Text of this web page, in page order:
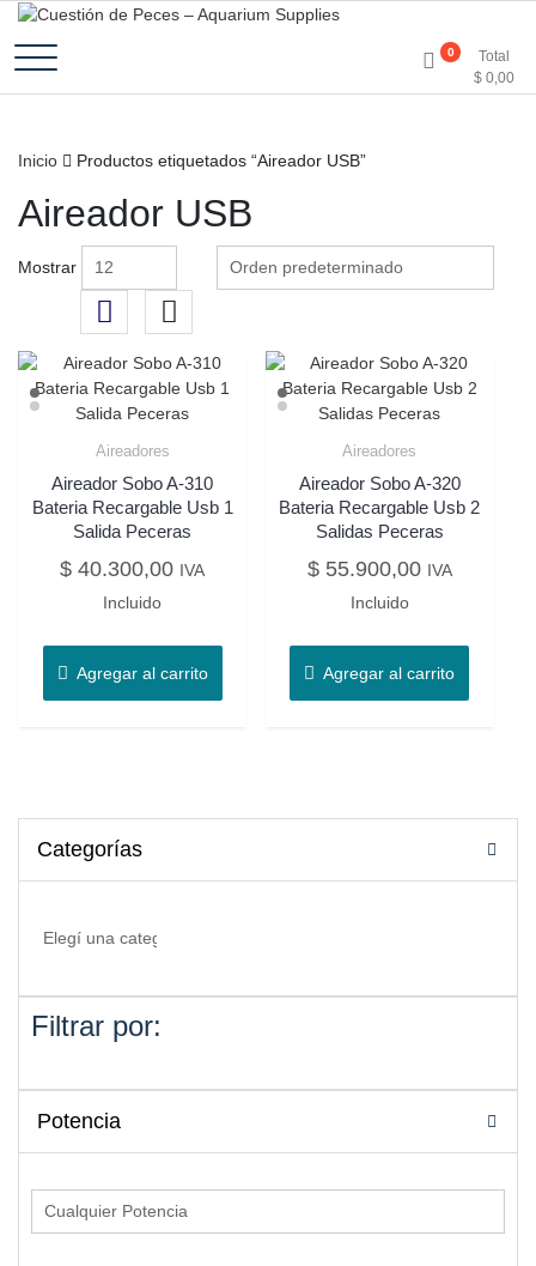
Cuestión de Peces –
Aquarium Supplies
0
Total
$ 0,00
Inicio Productos etiquetados “Aireador USB”
Aireador USB
Mostrar
Aireadores
Aireador Sobo A-310
Bateria Recargable Usb 1
Salida Peceras
$ 40.300,00 IVA
Incluido
Agregar al carrito
Aireadores
Aireador Sobo A-320
Bateria Recargable Usb 2
Salidas Peceras
$55.900,00 IVA
Incluido
Agregar al carrito
Categorías
Filtrar por:
Potencia